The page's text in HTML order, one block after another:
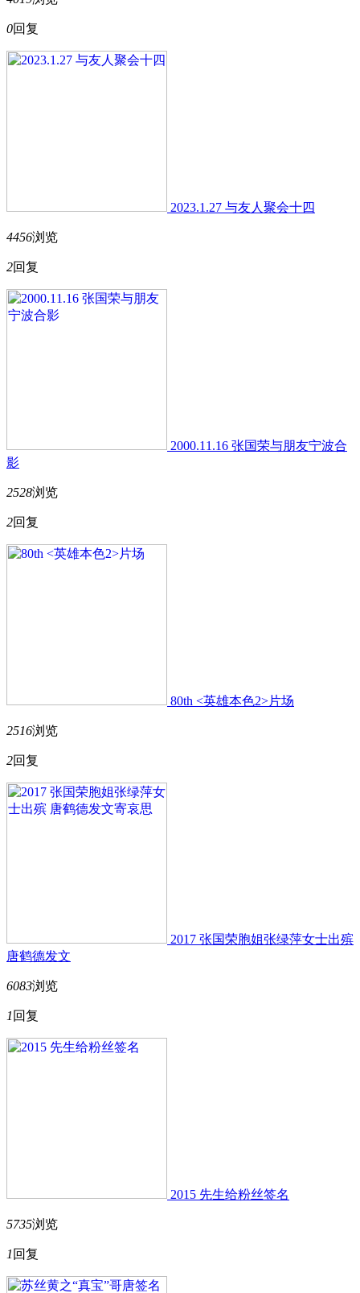
0回复
2023.1.27 与友人聚会十四
4456浏览
2回复
2000.11.16 张国荣与朋友宁波合
影
2528浏览
2回复
80th <英雄本色2>片场
2516浏览
2回复
2017 张国荣胞姐张绿萍女士出殡
唐鹤德发文
6083浏览
1 回复
2015 先生给粉丝签名
5735浏览
1 回复